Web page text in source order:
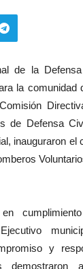
de la
la comunidad
de Defensa
inauguraron el
y